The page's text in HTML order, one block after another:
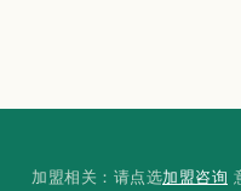
加盟相关：请点选加盟咨询